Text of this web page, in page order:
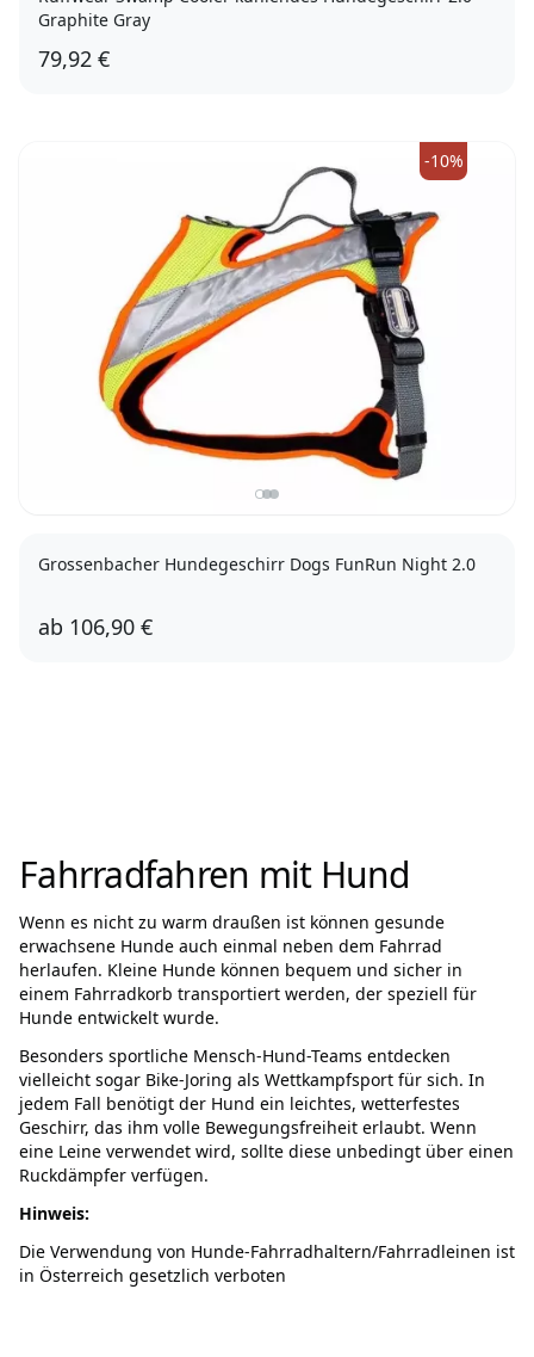
Graphite Gray
79,92 €
-10%
Grossenbacher Hundegeschirr Dogs FunRun Night 2.0
ab 106,90 €
Fahrradfahren mit Hund
Wenn es nicht zu warm draußen ist können gesunde
erwachsene Hunde auch einmal neben dem Fahrrad
herlaufen. Kleine Hunde können bequem und sicher in
einem Fahrradkorb transportiert werden, der speziell für
Hunde entwickelt wurde.
Besonders sportliche Mensch-Hund-Teams entdecken
vielleicht sogar Bike-Joring als Wettkampfsport für sich. In
jedem Fall benötigt der Hund ein leichtes, wetterfestes
Geschirr, das ihm volle Bewegungsfreiheit erlaubt. Wenn
eine Leine verwendet wird, sollte diese unbedingt über einen
Ruckdämpfer verfügen.
Hinweis:
Die Verwendung von Hunde-Fahrradhaltern/Fahrradleinen ist
in Österreich gesetzlich verboten